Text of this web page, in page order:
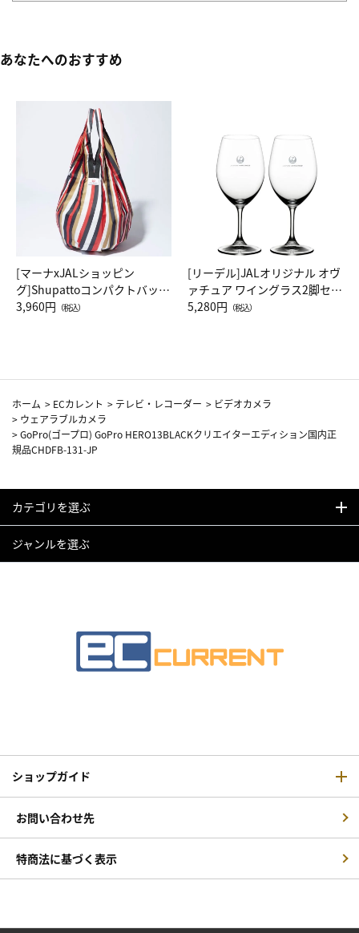
あなたへのおすすめ
[マーナxJALショッピン
グ]Shupattoコンパクトバッグ
Drop JAL客室乗務員（LC）ス
3,960円 （税込）
[リーデル]JALオリジナル オヴ
ァチュア ワイングラス2脚セッ
ト（レッドワイン）
5,280円 （税込）
ホーム > ECカレント > テレビ・レコーダー > ビデオカメラ
> ウェアラブルカメラ
>GoPro(ゴープロ) GoPro HERO13BLACKクリエイターエディション国内正
規品CHDFB-131-JP
カテゴリを選ぶ
ジャンルを選ぶ
ショップガイド
お問い合わせ先
特商法に基づく表示